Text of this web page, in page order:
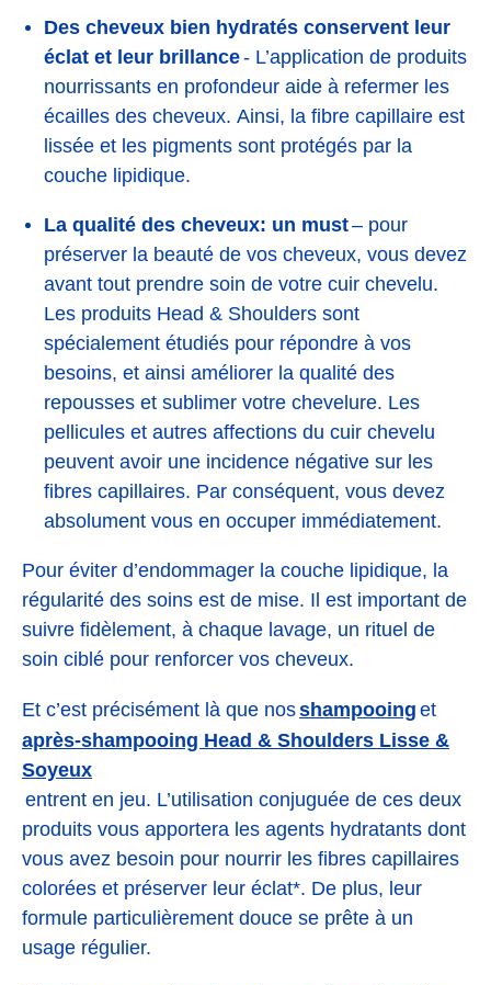
Des cheveux bien hydratés conservent leur
éclat et leur brillance- L’application de produits
nourrissants en profondeur aide à refermer les
écailles des cheveux. Ainsi, la fibre capillaire est
lissée et les pigments sont protégés par la
couche lipidique.
La qualité des cheveux: un must– pour
préserver la beauté de vos cheveux, vous devez
avant tout prendre soin de votre cuir chevelu.
Les produits Head & Shoulders sont
spécialement étudiés pour répondre à vos
besoins, et ainsi améliorer la qualité des
repousses et sublimer votre chevelure. Les
pellicules et autres affections du cuir chevelu
peuvent avoir une incidence négative sur les
fibres capillaires. Par conséquent, vous devez
absolument vous en occuper immédiatement.
Pour éviter d’endommager la couche lipidique, la
régularité des soins est de mise. Il est important de
suivre fidèlement, à chaque lavage, un rituel de
soin ciblé pour renforcer vos cheveux.
Et c’est précisément là que nosshampooinget
après-shampooing Head & Shoulders Lisse &
Soyeux
entrent en jeu. L’utilisation conjuguée de ces deux
produits vous apportera les agents hydratants dont
vous avez besoin pour nourrir les fibres capillaires
colorées et préserver leur éclat*. De plus, leur
formule particulièrement douce se prête à un
usage régulier.